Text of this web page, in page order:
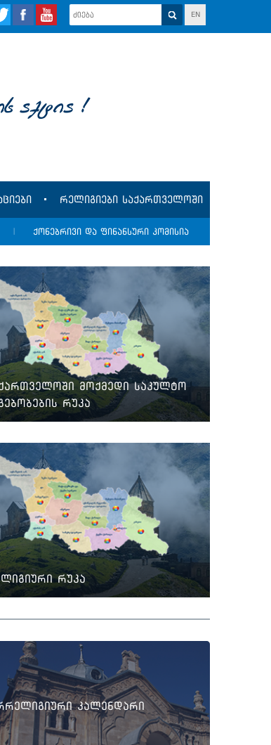
EN
aqtia !
რელიგიები საქართველოში
ქონებრივი და ფინანსური კომისია
მოქმედი საკულტო
რუკა
რუკა
კალენდარი